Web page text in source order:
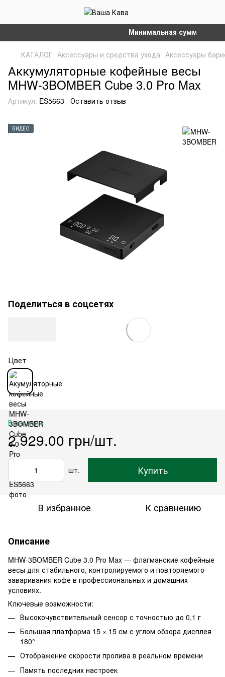
Минимальная сумма заказа
КАТАЛОГ Аксессуары и средства ухода Аксессуары
Аккумуляторные кофейные весы
MHW-3BOMBER Cube 3.0 Pro Max
Артикул: ES5663 Оставить отзыв
ВИДЕО
Поделиться в соцсетях
Цвет
В наличии
2 929.00 грн/шт.
шт. Купить
В избранное К сравнению
Описание
MHW-3BOMBER Cube 3.0 Pro Max — флагманские кофейные
весы для стабильного, контролируемого и повторяемого
заваривания кофе в профессиональных и домашних
условиях.
Ключевые возможности:
Высокочувствительный сенсор с точностью до 0,1 г
Большая платформа 15 × 15 см с углом обзора дисплея
180°
Отображение скорости пролива в реальном времени
Память последних настроек